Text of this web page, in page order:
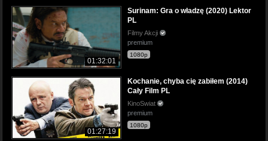
01:32:01
Surinam: Gra o władzę (2020) Lektor
PL
Filmy Akcji
premium
1080p
01:27:19
Kochanie, chyba cię zabiłem (2014)
Cały Film PL
KinoSwiat
premium
1080p